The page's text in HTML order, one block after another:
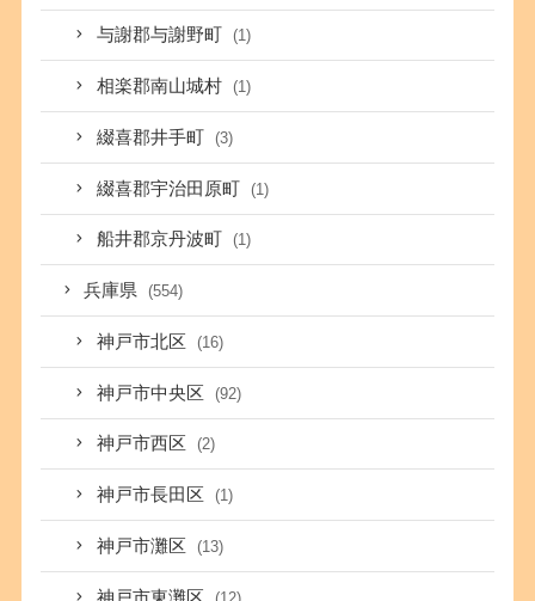
与謝郡与謝野町 (1)
相楽郡南山城村 (1)
綴喜郡井手町 (3)
綴喜郡宇治田原町 (1)
船井郡京丹波町 (1)
兵庫県 (554)
神戸市北区 (16)
神戸市中央区 (92)
神戸市西区 (2)
神戸市長田区 (1)
神戸市灘区 (13)
神戸市東灘区